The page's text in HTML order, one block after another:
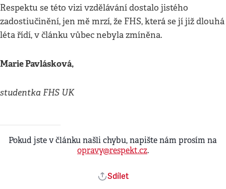
Respektu se této vizi vzdělávání dostalo jistého
zadostiučinění, jen mě mrzí, že FHS, která se jí již dlouhá
léta řídí, v článku vůbec nebyla zmíněna.
Marie Pavlásková,
studentka FHS UK
Pokud jste v článku našli chybu, napište nám prosím na
opravy@respekt.cz.
Sdílet